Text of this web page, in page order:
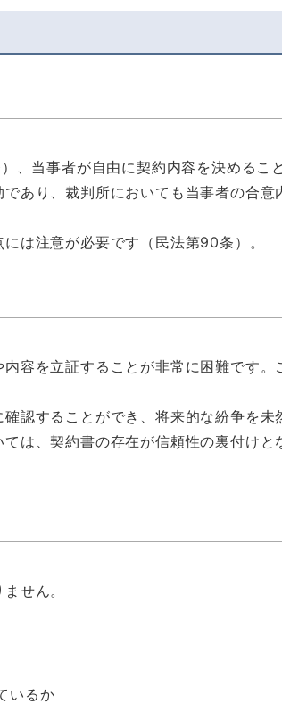
、当事者が自由に契約内容を決めるこ
あり、裁判所においても当事者の合意
は注意が必要です（民法第90条）。
容を立証することが非常に困難です。
認することができ、将来的な紛争を未
は、契約書の存在が信頼性の裏付けと
せん。
いるか